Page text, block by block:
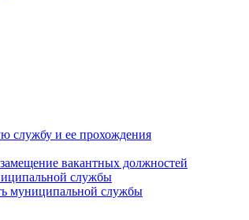
службу и ее прохождения
вакантных должностей
службы
муниципальной службы